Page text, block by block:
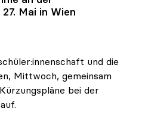
Mai in Wien
und die
Mittwoch, gemeinsam
bei der